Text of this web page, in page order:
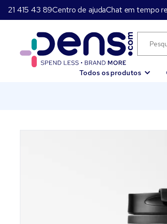
21 415 43 89Centro de ajudaChat em tempo
Todos os produtos